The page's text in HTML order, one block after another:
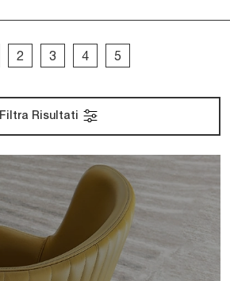
2 3 4 5
Filtra Risultati